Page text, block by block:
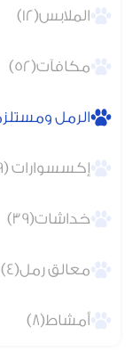
الملابس(12)
مكافآت(52)
الرمل
إكسسوارات (19)
خداشات(39)
معالق رمل(4)
أمشاط(8)